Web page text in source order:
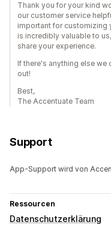
Thank you for your kind
our customer service
important for customizing
is incredibly valuable to
share your experience.
If there's anything else we
out!
Best,
The Accentuate Team
Support
App-Support wird von
Ressourcen
Datenschutzerklärung